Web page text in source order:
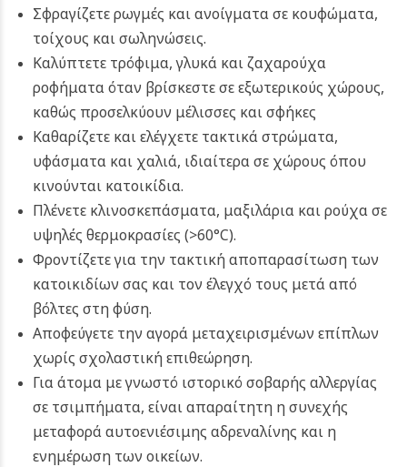
Σφραγίζετε ρωγμές και ανοίγματα σε κουφώματα,
τοίχους και σωληνώσεις.
Καλύπτετε τρόφιμα, γλυκά και ζαχαρούχα
ροφήματα όταν βρίσκεστε σε εξωτερικούς χώρους,
καθώς προσελκύουν μέλισσες και σφήκες
Καθαρίζετε και ελέγχετε τακτικά στρώματα,
υφάσματα και χαλιά, ιδιαίτερα σε χώρους όπου
κινούνται κατοικίδια.
Πλένετε κλινοσκεπάσματα, μαξιλάρια και ρούχα σε
υψηλές θερμοκρασίες (>60°C).
Φροντίζετε για την τακτική αποπαρασίτωση των
κατοικιδίων σας και τον έλεγχό τους μετά από
βόλτες στη φύση.
Αποφεύγετε την αγορά μεταχειρισμένων επίπλων
χωρίς σχολαστική επιθεώρηση.
Για άτομα με γνωστό ιστορικό σοβαρής αλλεργίας
σε τσιμπήματα, είναι απαραίτητη η συνεχής
μεταφορά αυτοενιέσιμης αδρεναλίνης και η
ενημέρωση των οικείων.